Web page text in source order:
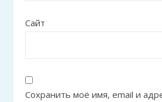
Сайт
Сохранить моё имя, email и